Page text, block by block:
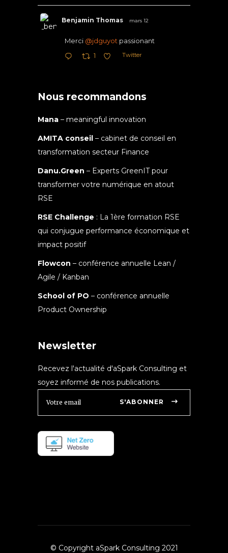
Benjamin Thomas mars 12
Merci @jdguyot passionant
1 Twitter
Nous recommandons
Mana – meaningful innovation
AMITA conseil – cabinet de conseil en
transformation secteur Finance
Danu.Green – Experts GreenIT pour
transformer votre numérique en atout
RSE
RSE Challenge : La 1ère formation RSE
qui conjugue performance économique et
impact positif
Flowcon – conférence annuelle Lean /
Agile / Kanban
School of PO – conférence annuelle
Product Ownership
Newsletter
Recevez l'actualité d'aSpark Consulting et
soyez informé de nos publications.
S'ABONNER
© Copyright aSpark Consulting 2021